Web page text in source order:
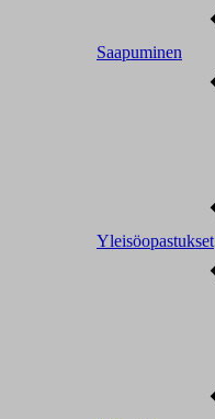
Saapuminen
Yleisöopastukset